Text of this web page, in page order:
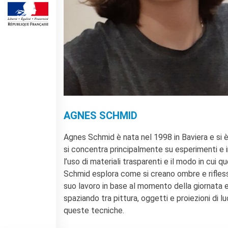
SPETTACOLO DAL VIVO E
ARTI VISIVE
La festa della musica
Nouveau Grand Tour
Exaequa
Operazioni artistiche
CINEMA E AUDIOVISIVO
La Francia al Cinema
Rendez-vous
Residenza XR
LIBRI
"DÉBAT D'IDÉES"
UNIVERSITÀ, RICERCA,
INNOVAZIONE
Studiare in Francia, grazie a
AGNES SCHMID
Agnes Schmid è nata nel 1998 in Baviera e
si concentra principalmente su esperimenti
l’uso di materiali trasparenti e il modo in cui
Schmid esplora come si creano ombre e
suo lavoro in base al momento della
spaziando tra pittura, oggetti e proiezioni di
queste tecniche.